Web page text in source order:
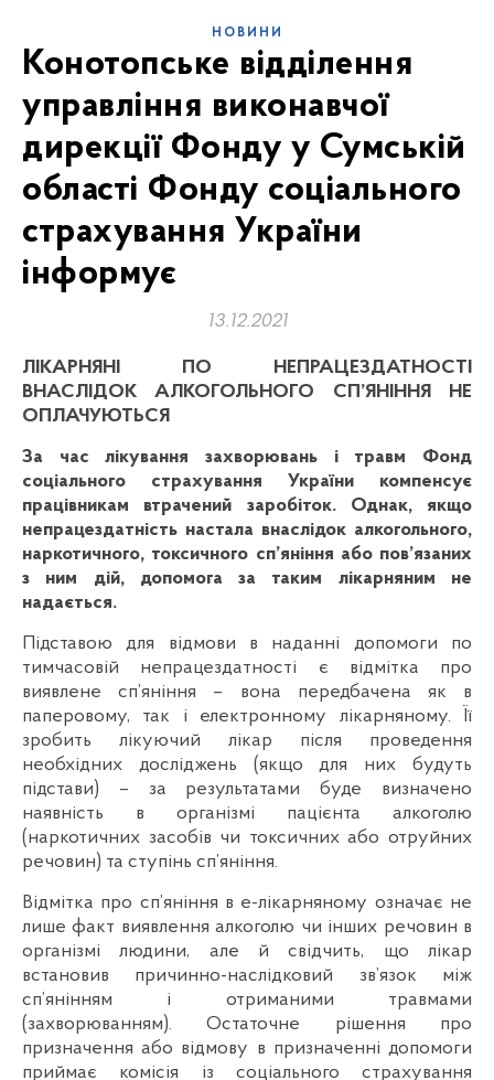
НОВИНИ
Конотопське відділення
управління виконавчої
дирекції Фонду у Сумській
області Фонду соціального
страхування України
інформує
13.12.2021
ЛІКАРНЯНІ ПО НЕПРАЦЕЗДАТНОСТІ
ВНАСЛІДОК АЛКОГОЛЬНОГО СП’ЯНІННЯ НЕ
ОПЛАЧУЮТЬСЯ
За час лікування захворювань і травм Фонд
соціального страхування України компенсує
працівникам втрачений заробіток. Однак, якщо
непрацездатність настала внаслідок алкогольного,
наркотичного, токсичного сп’яніння або пов’язаних
з ним дій, допомога за таким лікарняним не
надається.
Підставою для відмови в наданні допомоги по
тимчасовій непрацездатності є відмітка про
виявлене сп’яніння – вона передбачена як в
паперовому, так і електронному лікарняному. Її
зробить лікуючий лікар після проведення
необхідних досліджень (якщо для них будуть
підстави) – за результатами буде визначено
наявність в організмі пацієнта алкоголю
(наркотичних засобів чи токсичних або отруйних
речовин) та ступінь сп’яніння.
Відмітка про сп’яніння в е-лікарняному означає не
лише факт виявлення алкоголю чи інших речовин в
організмі людини, але й свідчить, що лікар
встановив причинно-наслідковий зв’язок між
сп’янінням і отриманими травмами
(захворюванням). Остаточне рішення про
призначення або відмову в призначенні допомоги
приймає комісія із соціального страхування